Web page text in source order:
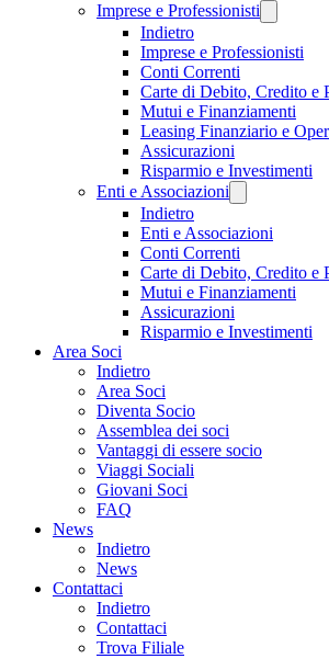
Imprese e Professionisti
Indietro
Imprese e Professionisti
Conti Correnti
Carte di Debito, Credito e
Mutui e Finanziamenti
Leasing Finanziario e
Assicurazioni
Risparmio e Investimenti
Enti e Associazioni
Indietro
Enti e Associazioni
Conti Correnti
Carte di Debito, Credito e
Mutui e Finanziamenti
Assicurazioni
Risparmio e Investimenti
Area Soci
Indietro
Area Soci
Diventa Socio
Assemblea dei soci
Vantaggi di essere socio
Viaggi Sociali
Giovani Soci
FAQ
News
Indietro
News
Contattaci
Indietro
Contattaci
Trova Filiale